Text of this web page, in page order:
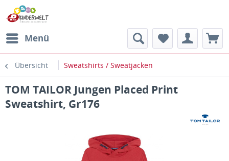
Menü
Übersicht Sweatshirts / Sweatjacken
TOM TAILOR Jungen Placed Print
Sweatshirt, Gr176